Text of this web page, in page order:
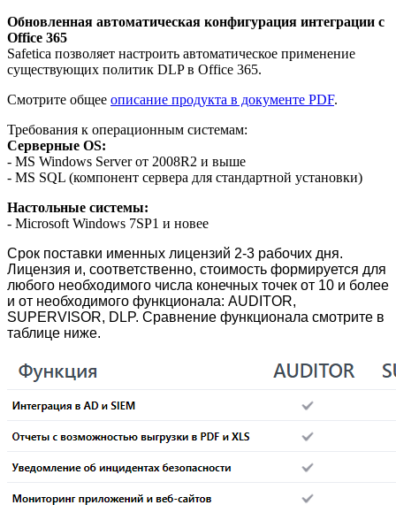
Обновленная автоматическая конфигурация интеграции с
Office 365
Safetica позволяет настроить автоматическое применение
существующих политик DLP в Office 365.
Смотрите общее описание продукта в документе PDF.
Требования к операционным системам:
Серверные OS:
- MS Windows Server от 2008R2 и выше
- MS SQL (компонент сервера для стандартной установки)
Настольные системы:
- Microsoft Windows 7SP1 и новее
Срок поставки именных лицензий 2-3 рабочих дня.
Лицензия и, соответственно, стоимость формируется для
любого необходимого числа конечных точек от 10 и более
и от необходимого функционала: AUDITOR,
SUPERVISOR, DLP. Сравнение функционала смотрите в
таблице ниже.